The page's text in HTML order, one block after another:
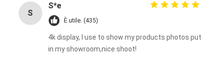
schermo intelligente portatile
S
S*e
È utile. (435)
4k display, I use to show my products photos put
in my showroom,nice shoot!